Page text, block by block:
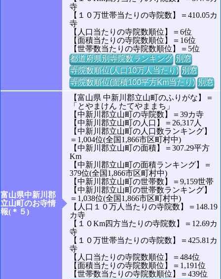
寺
【１０万世帯当たりの寺院数】＝410.05カ
寺
【人口当たりの寺院数順位】＝6位
【面積当たりの寺院数順位】＝16位
【世帯数当たりの寺院数順位】＝5位
都道府県別寺院数ランキング 別窓
寺院数順位(人口10万人当たり) 別窓
寺院数順位(面積100平方Km当たり) 別窓
富山県中新川郡
立山町のお寺情
報(＊５)
【富山県 中新川郡立山町のふりがな】＝
「とやまけん たてやままち」
【中新川郡立山町の寺院数】＝39カ寺
【中新川郡立山町の人口】＝26,317人
【中新川郡立山町の人口数ランキング】
＝1,004位(全国1,866市区町村中)
【中新川郡立山町の面積】＝307.29平方
Km
【中新川郡立山町の面積ランキング】＝
379位(全国1,866市区町村中)
【中新川郡立山町の世帯数】＝9,159世帯
【中新川郡立山町の世帯数ランキング】
＝1,038位(全国1,866市区町村中)
【人口１０万人当たりの寺院数】＝148.19
カ寺
【１０Km四方当たりの寺院数】＝12.69カ
寺
【１０万世帯当たりの寺院数】＝425.81カ
寺
【人口当たりの寺院数順位】＝484位
【面積当たりの寺院数順位】＝1,191位
【世帯数当たりの寺院数順位】＝439位